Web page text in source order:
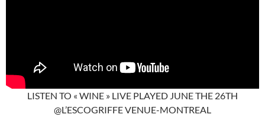
LISTEN TO « WINE » LIVE PLAYED JUNE THE 26TH
@L’ESCOGRIFFE VENUE-MONTREAL